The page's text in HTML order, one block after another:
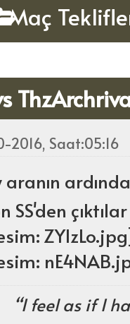
Maç
2016, Saat:05:16
aranın
SS'den
“I feel as if I